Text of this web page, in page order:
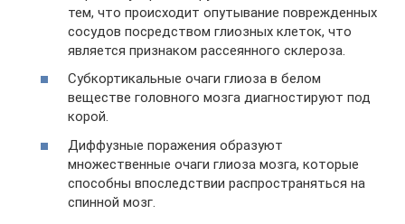
тем, что происходит опутывание поврежденных
сосудов посредством глиозных клеток, что
является признаком рассеянного склероза.
Субкортикальные очаги глиоза в белом
веществе головного мозга диагностируют под
корой.
Диффузные поражения образуют
множественные очаги глиоза мозга, которые
способны впоследствии распространяться на
спинной мозг.